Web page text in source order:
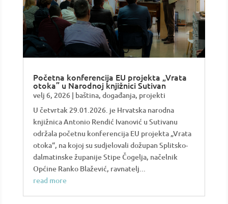
Početna konferencija EU projekta „Vrata
otoka” u Narodnoj knjižnici Sutivan
velj 6, 2026| baština, događanja, projekti
U četvrtak 29.01.2026. je Hrvatska narodna
knjižnica Antonio Rendić Ivanović u Sutivanu
održala početnu konferencija EU projekta „Vrata
otoka“, na kojoj su sudjelovali dožupan Splitsko-
dalmatinske županije Stipe Čogelja, načelnik
Općine Ranko Blažević, ravnatelj...
read more